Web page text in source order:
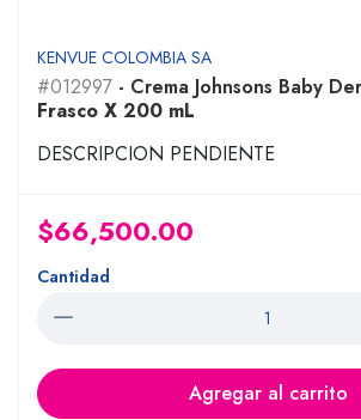
KENVUE COLOMBIA SA
#012997 - Crema Johnsons Baby
Frasco X 200 mL
DESCRIPCION PENDIENTE
$66,500.00
Cantidad
Agregar al carrito